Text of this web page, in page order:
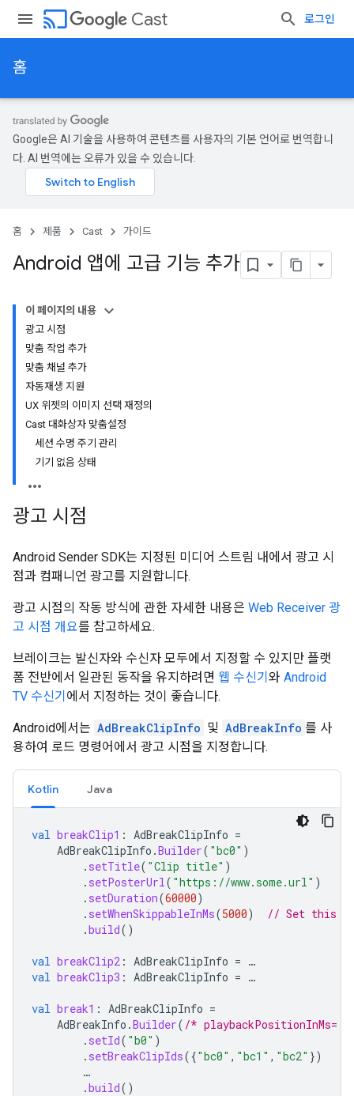
cast Cast 로그인
홈
Google은 AI 기술을 사용하여 콘텐츠를 사용자의 기본 언어로 번역합니
다. AI 번역에는 오류가 있을 수 있습니다.
홈 제품 Cast 가이드
Android 앱에 고급 기능 추가
이 페이지의 내용
광고 시점
맞춤 작업 추가
맞춤 채널 추가
자동재생 지원
UX 위젯의 이미지 선택 재정의
Cast 대화상자 맞춤설정
세션 수명 주기 관리
기기 없음 상태
광고 시점
Android Sender SDK는 지정된 미디어 스트림 내에서 광고 시
점과 컴패니언 광고를 지원합니다.
광고 시점의 작동 방식에 관한 자세한 내용은 Web Receiver 광
고 시점 개요를 참고하세요.
브레이크는 발신자와 수신자 모두에서 지정할 수 있지만 플랫
폼 전반에서 일관된 동작을 유지하려면 웹 수신기 와 Android
TV 수신기 에서 지정하는 것이 좋습니다.
Android에서는 AdBreakClipInfo 및 AdBreakInfo 를 사
용하여 로드 명령어에서 광고 시점을 지정합니다.
Kotlin Java
val breakClip1 : AdBreakClipInfo =
AdBreakClipInfo .Builder( "bc0" )
. setTitle( "Clip title" )
. setPosterUrl( "https://www.some.url" )
. setDuration(60000)
. setWhenSkippableInMs(5000)
// Set this
.build()
val breakClip2 : AdBreakClipInfo = …
val breakClip3 : AdBreakClipInfo = …
val break1 : AdBreakClipInfo =
AdBreakInfo .Builder( /* playbackPositionInMs=
. setId( "b0" )
. setBreakClipIds({"bc0" , "bc1" , "bc2" })
…
.build()